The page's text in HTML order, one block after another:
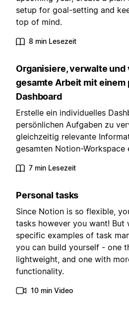
setup for goal-setting and
top of mind.
8 min Lesezeit
Organisiere, verwalte
gesamte Arbeit mit
Dashboard
Erstelle ein individuelles
persönlichen Aufgaben zu
gleichzeitig relevante
gesamten Notion-Workspace
7 min Lesezeit
Personal tasks
Since Notion is so flexible,
tasks however you want! But
specific examples of task
you can build yourself - one
lightweight, and one with
functionality.
10 min Video